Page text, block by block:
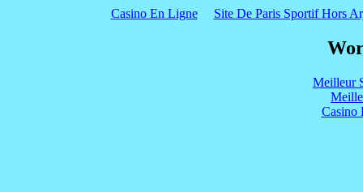
Casino En Ligne Site De Paris Sportif Hors
Meilleur
Casino